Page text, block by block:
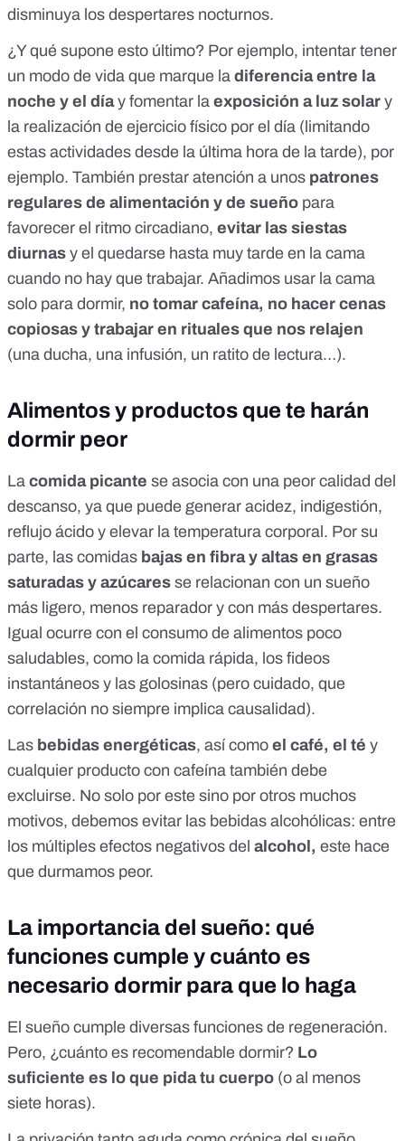
disminuya los despertares nocturnos.
¿Y qué supone esto último? Por ejemplo, intentar tener
un modo de vida que marque la diferencia entre la
noche y el díay fomentar la exposición a luz solar y
la realización de ejercicio físico por el día (limitando
estas actividades desde la última hora de la tarde), por
ejemplo. También prestar atención a unos patrones
regulares de alimentación y de sueño para
favorecer el ritmo circadiano, evitar las siestas
diurnas y el quedarse hasta muy tarde en la cama
cuando no hay que trabajar. Añadimos usar la cama
solo para dormir, no tomar cafeína, no hacer cenas
copiosas y trabajar en rituales que nos relajen
(una ducha, una infusión, un ratito de lectura…).
Alimentos y productos que te harán
dormir peor
La comida picante se asocia con una peor calidad del
descanso, ya que puede generar acidez, indigestión,
reflujo ácido y elevar la temperatura corporal. Por su
parte, las comidas bajas en fibra y altas en grasas
saturadas y azúcares se relacionan con un sueño
más ligero, menos reparador y con más despertares.
Igual ocurre con el consumo de alimentos poco
saludables, como la comida rápida, los fideos
instantáneos y las golosinas (pero cuidado, que
correlación no siempre implica causalidad).
Las bebidas energéticas, así como el café, el té y
cualquier producto con cafeína también debe
excluirse. No solo por este sino por otros muchos
motivos, debemos evitar las bebidas alcohólicas: entre
los múltiples efectos negativos del alcohol, este hace
que durmamos peor.
La importancia del sueño: qué
funciones cumple y cuánto es
necesario dormir para que lo haga
El sueño cumple diversas funciones de regeneración.
Pero, ¿cuánto es recomendable dormir? Lo
suficiente es lo que pida tu cuerpo (o al menos
siete horas).